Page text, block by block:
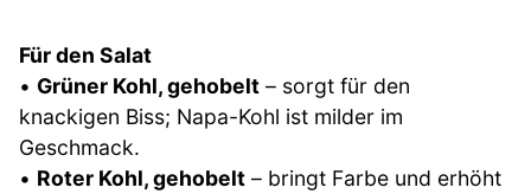
Für den Salat
• Grüner Kohl, gehobelt – sorgt für den
knackigen Biss; Napa-Kohl ist milder im
Geschmack.
• Roter Kohl, gehobelt – bringt Farbe und erhöht